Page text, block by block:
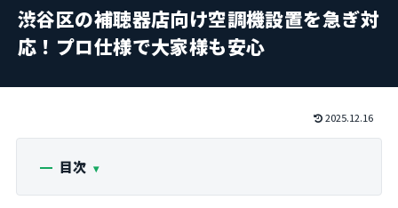
渋谷区の補聴器店向け空調機設置を急ぎ対
応！プロ仕様で大家様も安心
2025.12.16
目次